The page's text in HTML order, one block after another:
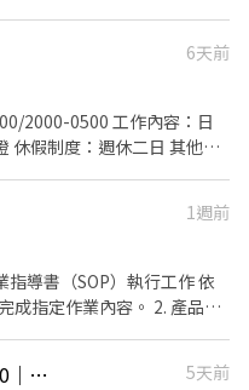
班：08:00 - 17:00｜時薪
區
大園區航翔路 RC8📍桃園市
桃17📍桃園市大園區開和
𝑰𝑫：
請留下您的姓名+電話+職缺
起/日 加
石工 $2400起/日 大支
工 獎金$1000 👷🏻介紹獎金
6天前
制度：週休二日 其他：
1週前
作業內容。 2. 產品檢
龜山👀 缺錢就來！日230／夜270｜提供周領 5天前